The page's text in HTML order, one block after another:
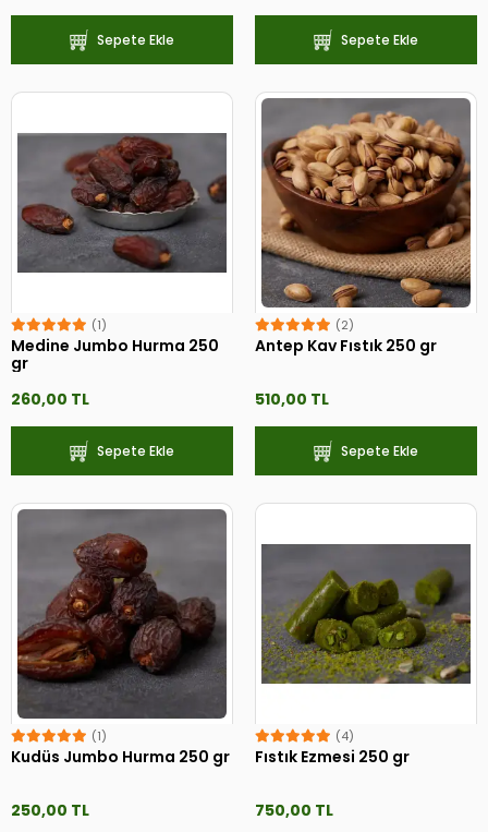
Sepete Ekle Sepete Ekle
(1)
Medine Jumbo Hurma 250
gr
260,00 TL
Sepete Ekle
(2)
Antep Kav Fıstık 250 gr
510,00 TL
Sepete Ekle
(1)
Kudüs Jumbo Hurma 250 gr
250,00 TL
(4)
Fıstık Ezmesi 250 gr
750,00 TL